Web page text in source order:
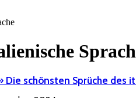
schönsten Sprüche des